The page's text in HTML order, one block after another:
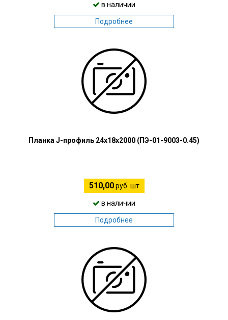
в наличии
Подробнее
Планка J-профиль 24х18х2000 (ПЭ-01-9003-0.45)
510,00руб. шт
в наличии
Подробнее